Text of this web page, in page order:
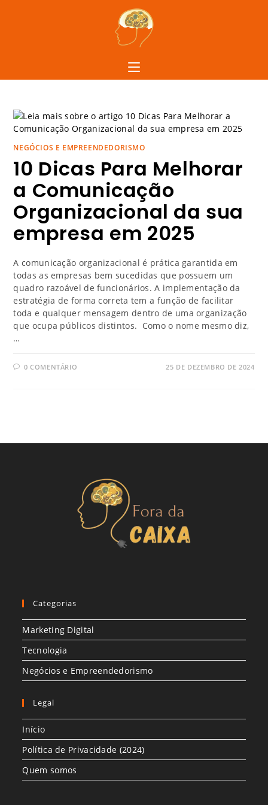
NEGÓCIOS E EMPREENDEDORISMO
10 Dicas Para Melhorar
a Comunicação
Organizacional da sua
empresa em 2025
A comunicação organizacional é prática garantida em
todas as empresas bem sucedidas que possuem um
quadro razoável de funcionários. A implementação da
estratégia de forma correta tem a função de facilitar
toda e qualquer mensagem dentro de uma organização
que ocupa públicos distintos. Como o nome mesmo diz,
…
0 COMENTÁRIO 25 DE DEZEMBRO DE 2024
Categorias
Marketing Digital
Tecnologia
Negócios e Empreendedorismo
Legal
Início
Política de Privacidade (2024)
Quem somos